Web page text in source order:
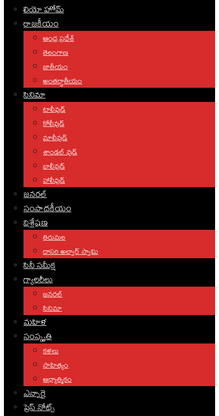
లియో హోమ్
రాజకీయం
ఆంధ్ర ప్రదేశ్
తెలంగాణ
జాతీయం
అంతర్జాతీయం
సినిమా
టాలీవుడ్
కోలీవుడ్
మాలీవుడ్
శాండల్ వుడ్
బాలీవుడ్
హాలీవుడ్
జనరల్
సంపాదకీయం
విశ్లేషణ
తిరుమల
దాసరి అల్వార్ స్వామి
సినీ సమీక్ష
గ్యాలరీలు
జనరల్
సినిమా
మహిళ
సంస్కృతి
కళలు
సాహిత్యం
ఆధ్యాత్మికం
ఎన్నారై
ప్రెస్ నోట్స్